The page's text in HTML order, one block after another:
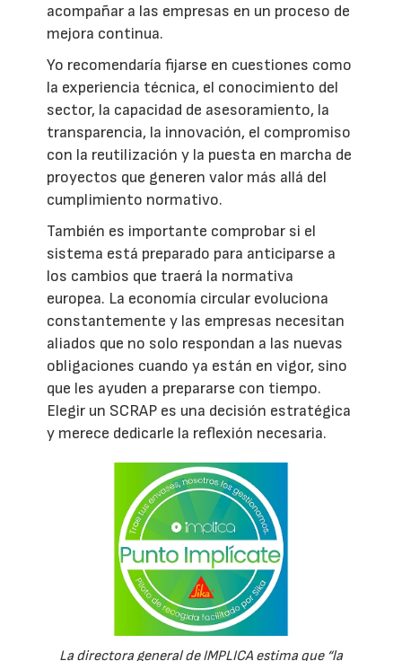
acompañar a las empresas en un proceso de
mejora continua.
Yo recomendaría fijarse en cuestiones como
la experiencia técnica, el conocimiento del
sector, la capacidad de asesoramiento, la
transparencia, la innovación, el compromiso
con la reutilización y la puesta en marcha de
proyectos que generen valor más allá del
cumplimiento normativo.
También es importante comprobar si el
sistema está preparado para anticiparse a
los cambios que traerá la normativa
europea. La economía circular evoluciona
constantemente y las empresas necesitan
aliados que no solo respondan a las nuevas
obligaciones cuando ya están en vigor, sino
que les ayuden a prepararse con tiempo.
Elegir un SCRAP es una decisión estratégica
y merece dedicarle la reflexión necesaria.
La directora general de IMPLICA estima que “la